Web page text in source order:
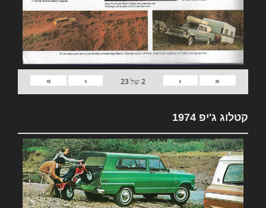
«
‹
2של23
›
»
קטלוג ג'יפ 1974